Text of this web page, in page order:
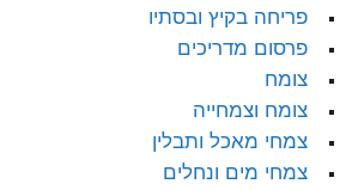
פריחה בקיץ ובסתיו
פרסום מדריכים
צומח
צומח וצמחייה
צמחי מאכל ותבלין
צמחי מים ונחלים